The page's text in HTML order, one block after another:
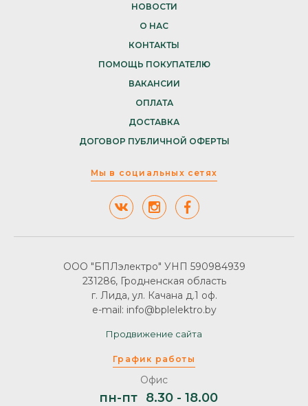
НОВОСТИ
О НАС
КОНТАКТЫ
ПОМОЩЬ ПОКУПАТЕЛЮ
ВАКАНСИИ
ОПЛАТА
ДОСТАВКА
ДОГОВОР ПУБЛИЧНОЙ ОФЕРТЫ
Мы в социальных сетях
График работы
Офис
пн-пт 8.30 - 18.00
ООО "БПЛэлектро" УНП 590984939
231286, Гродненская область
г. Лида, ул. Качана д.1 оф.
e-mail: info@bplelektro.by
Продвижение сайта